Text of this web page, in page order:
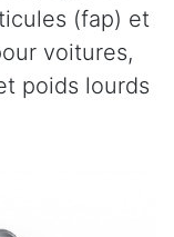
(fap) et
voitures,
poids lourds